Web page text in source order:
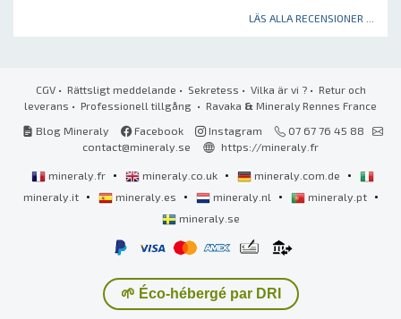
LÄS ALLA RECENSIONER ...
CGV• Rättsligt meddelande • Sekretess • Vilka är vi ?• Retur och
leverans • Professionell tillgång • Ravaka & Mineraly Rennes France
Blog Mineraly
Facebook Instagram
07 67 76 45 88
contact@mineraly.se
https://mineraly.fr
mineraly.fr • mineraly.co.uk • mineraly.com.de •
mineraly.it • mineraly.es • mineraly.nl • mineraly.pt •
mineraly.se
🌱 Éco-hébergé par DRI